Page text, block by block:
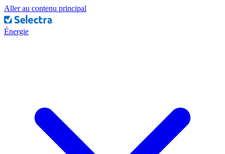
Aller au contenu principal
Énergie